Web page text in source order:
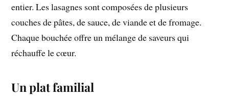
entier. Les lasagnes sont composées de plusieurs
couches de pâtes, de sauce, de viande et de fromage.
Chaque bouchée offre un mélange de saveurs qui
réchauffe le cœur.
Un plat familial